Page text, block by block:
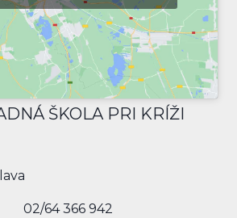
ŠKOLA PRI KRÍŽI
02/64 366 942